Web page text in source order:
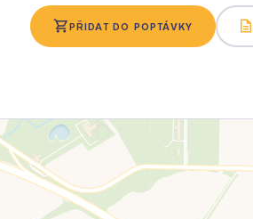
PŘIDAT DO POPTÁVKY